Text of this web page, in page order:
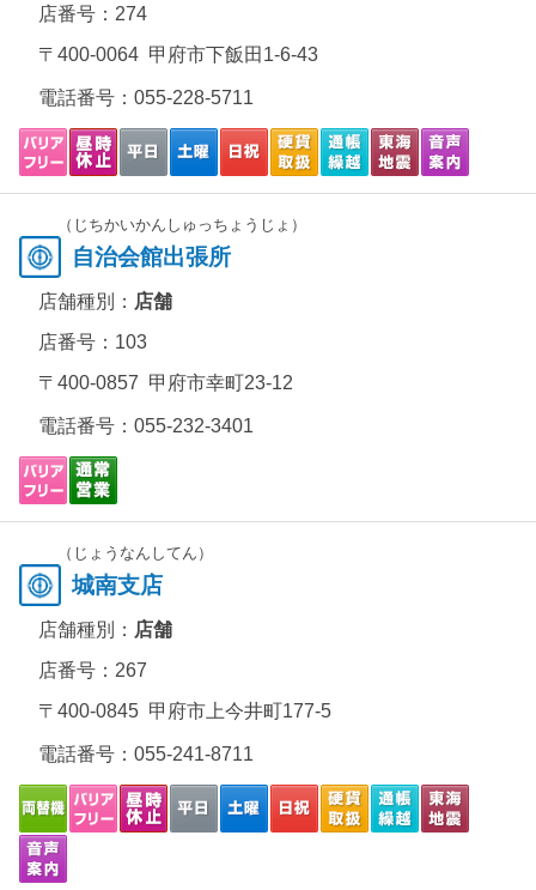
店番号：274
〒400-0064 甲府市下飯田1-6-43
電話番号： 055-228-5711
（じちかいかんしゅっちょうじょ）
自治会館出張所
店舗種別： 店舗
店番号：103
〒400-0857 甲府市幸町23-12
電話番号： 055-232-3401
（じょうなんしてん）
城南支店
店舗種別： 店舗
店番号：267
〒400-0845 甲府市上今井町177-5
電話番号： 055-241-8711